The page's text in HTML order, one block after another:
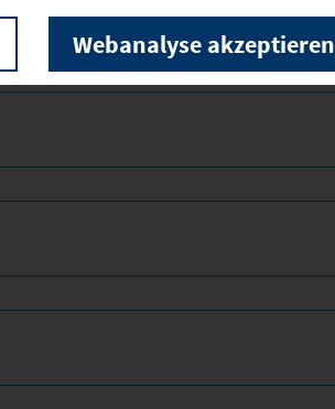
Webanalyse akzeptieren